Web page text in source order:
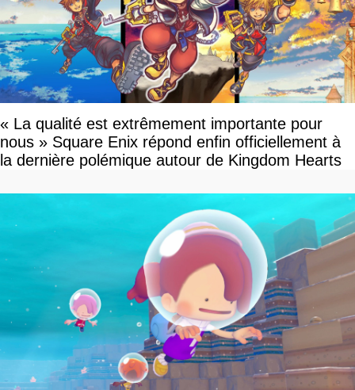
« La qualité est extrêmement importante pour
nous » Square Enix répond enfin officiellement à
la dernière polémique autour de Kingdom Hearts